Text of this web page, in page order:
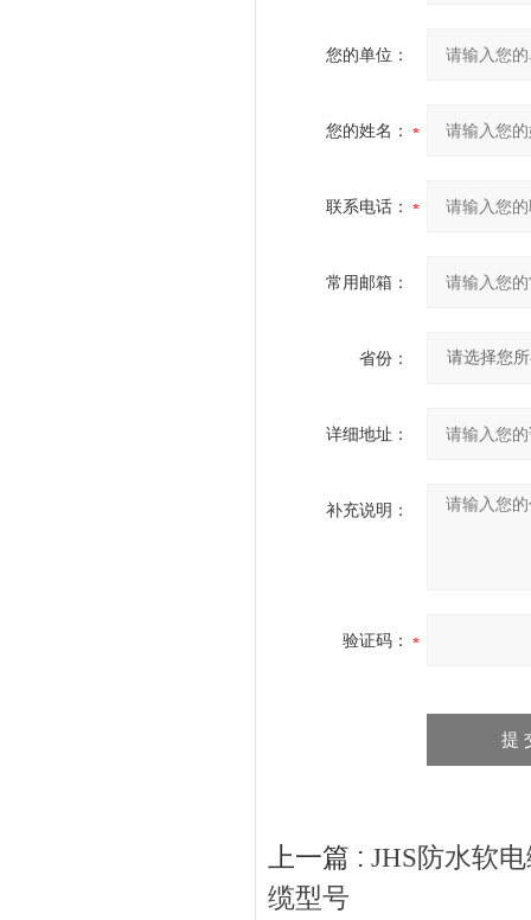
您的单位：
您的姓名：
联系电话：
常用邮箱：
省份：
详细地址：
补充说明：
验证码：
上一篇 : JHS防水软
缆型号